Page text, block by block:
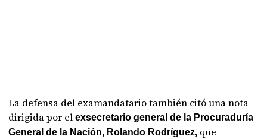
La defensa del examandatario también citó una nota
dirigida por elexsecretario general de la Procuraduría
General de la Nación, Rolando Rodríguez, que